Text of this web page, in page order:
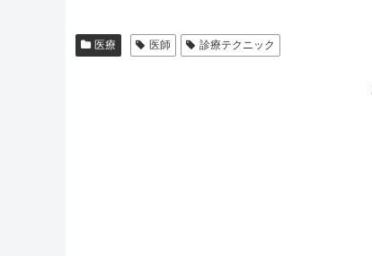
医療 医師 診療テクニック